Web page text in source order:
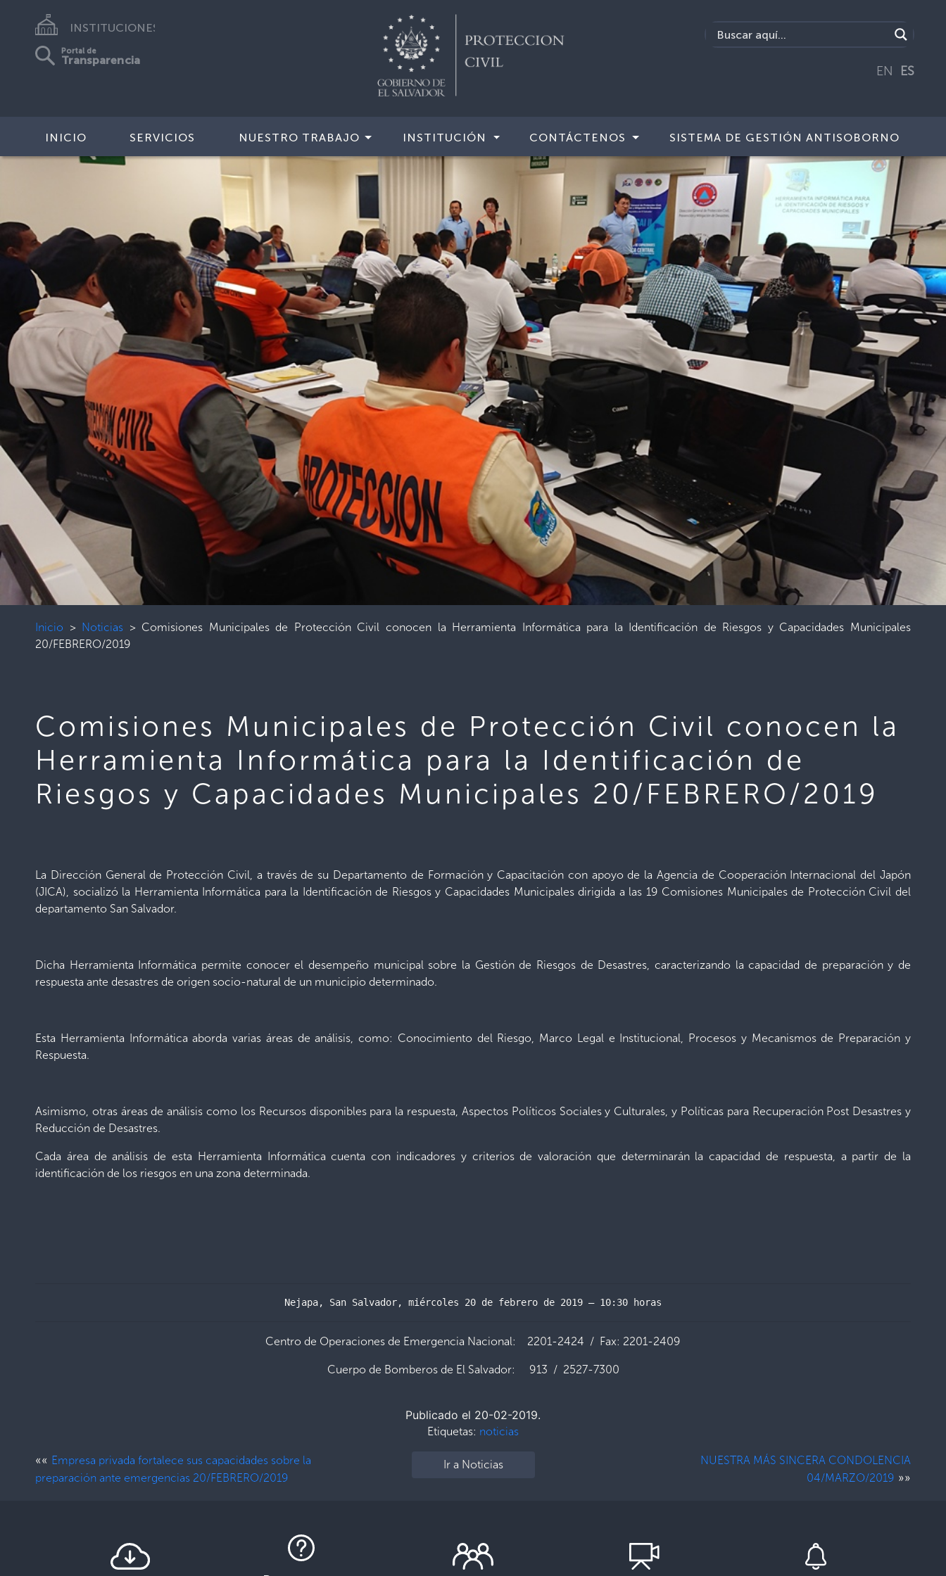
INSTITUCIONES
Portal de
Transparencia
EN ES
INICIO SERVICIOS NUESTRO TRABAJO INSTITUCIÓN CONTÁCTENOS SISTEMA DE GESTIÓN ANTISOBORNO
Inicio > Noticias > Comisiones Municipales de Protección Civil conocen la Herramienta Informática para la Identificación de Riesgos y Capacidades Municipales
20/FEBRERO/2019
Comisiones Municipales de Protección Civil conocen la
Herramienta Informática para la Identificación de
Riesgos y Capacidades Municipales 20/FEBRERO/2019
La Dirección General de Protección Civil, a través de su Departamento de Formación y Capacitación con apoyo de la Agencia de Cooperación Internacional del Japón
(JICA), socializó la Herramienta Informática para la Identificación de Riesgos y Capacidades Municipales dirigida a las 19 Comisiones Municipales de Protección Civil del
departamento San Salvador.
Dicha Herramienta Informática permite conocer el desempeño municipal sobre la Gestión de Riesgos de Desastres, caracterizando la capacidad de preparación y de
respuesta ante desastres de origen socio-natural de un municipio determinado.
Esta Herramienta Informática aborda varias áreas de análisis, como: Conocimiento del Riesgo, Marco Legal e Institucional, Procesos y Mecanismos de Preparación y
Respuesta.
Asimismo, otras áreas de análisis como los Recursos disponibles para la respuesta, Aspectos Políticos Sociales y Culturales, y Políticas para Recuperación Post Desastres y
Reducción de Desastres.
Cada área de análisis de esta Herramienta Informática cuenta con indicadores y criterios de valoración que determinarán la capacidad de respuesta, a partir de la
identificación de los riesgos en una zona determinada.
Nejapa, San Salvador, miércoles 20 de febrero de 2019 – 10:30 horas
Centro de Operaciones de Emergencia Nacional: 2201-2424 / Fax: 2201-2409
Cuerpo de Bomberos de El Salvador: 913 / 2527-7300
Publicado el 20-02-2019.
Etiquetas: noticias
«« Empresa privada fortalece sus capacidades sobre la
preparación ante emergencias 20/FEBRERO/2019
Ir a Noticias
NUESTRA MÁS SINCERA CONDOLENCIA
04/MARZO/2019 »»